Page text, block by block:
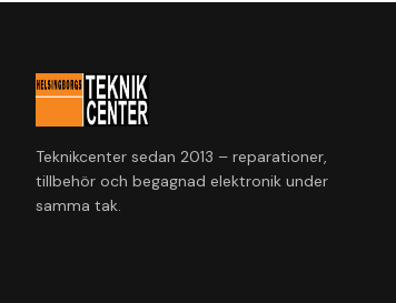
Teknikcenter sedan 2013 – reparationer,
tillbehör och begagnad elektronik under
samma tak.